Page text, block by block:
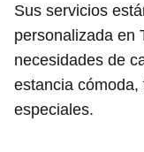
Sus servicios
personalizada en
necesidades de
estancia
especiales.